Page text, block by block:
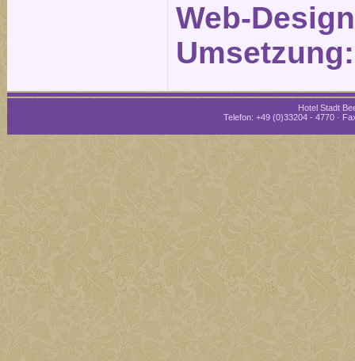
Web-
Hotel Stadt
Telefon: +49 (0)33204 - 4770 ·